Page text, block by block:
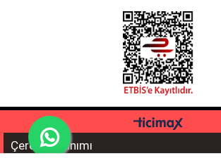
Çerez Kullanımı